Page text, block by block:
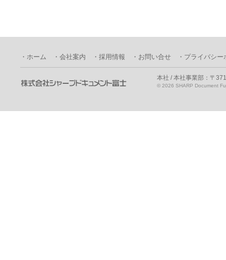
・ホーム ・会社案内 ・採用情報 ・お問い合せ ・プライバシ
本社 / 本社事業部：〒
© 2026 SHARP Document